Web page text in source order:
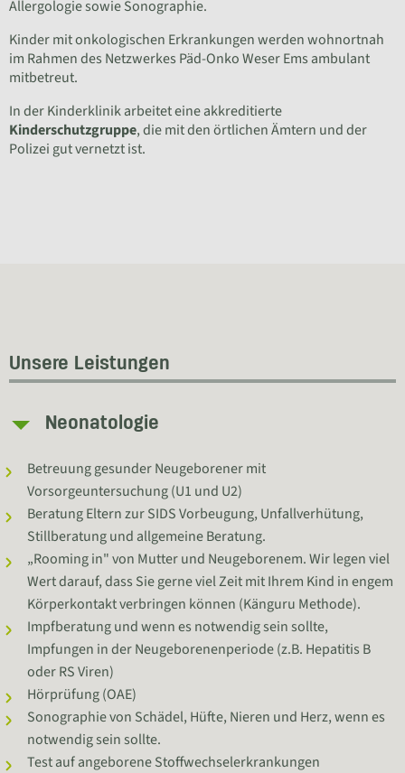
Allergologie sowie Sonographie.
Kinder mit onkologischen Erkrankungen werden wohnortnah
im Rahmen des Netzwerkes Päd-Onko Weser Ems ambulant
mitbetreut.
In der Kinderklinik arbeitet eine akkreditierte
Kinderschutzgruppe, die mit den örtlichen Ämtern und der
Polizei gut vernetzt ist.
Unsere Leistungen
Neonatologie
Betreuung gesunder Neugeborener mit
Vorsorgeuntersuchung (U1 und U2)
Beratung Eltern zur SIDS Vorbeugung, Unfallverhütung,
Stillberatung und allgemeine Beratung.
„Rooming in" von Mutter und Neugeborenem. Wir legen viel
Wert darauf, dass Sie gerne viel Zeit mit Ihrem Kind in engem
Körperkontakt verbringen können (Känguru Methode).
Impfberatung und wenn es notwendig sein sollte,
Impfungen in der Neugeborenenperiode (z.B. Hepatitis B
oder RS Viren)
Hörprüfung (OAE)
Sonographie von Schädel, Hüfte, Nieren und Herz, wenn es
notwendig sein sollte.
Test auf angeborene Stoffwechselerkrankungen